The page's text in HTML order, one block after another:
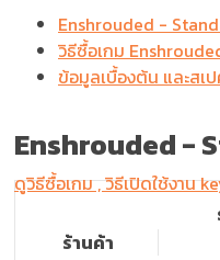
Enshrouded -
วิธีซื้อเกม
ข้อมูลเบื้องต้น และสเ
Enshrouded -
ดูวิธีซื้อเกม , วิธีเปิดใช้งาน
ร้านค้า